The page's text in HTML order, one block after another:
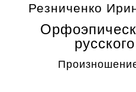
Резниченко